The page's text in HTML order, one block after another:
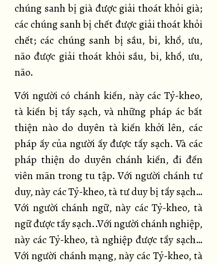
chúng sanh bị già được giải thoát khỏi già;
các chúng sanh bị chết được giải thoát khỏi
chết; các chúng sanh bị sầu, bi, khổ, ưu,
não được giải thoát khỏi sầu, bi, khổ, ưu,
não.
Với người có chánh kiến, này các Tỷ-kheo,
tà kiến bị tẩy sạch, và những pháp ác bất
thiện nào do duyên tà kiến khởi lên, các
pháp ấy của người ấy được tẩy sạch. Và các
pháp thiện do duyên chánh kiến, đi đến
viên mãn trong tu tập. Với người chánh tư
duy, này các Tỷ-kheo, tà tư duy bị tẩy sạch…
Với người chánh ngữ, này các Tỷ-kheo, tà
ngữ được tẩy sạch..Với người chánh nghiệp,
này các Tỷ-kheo, tà nghiệp được tẩy sạch…
Với người chánh mạng, này các Tỷ-kheo, tà